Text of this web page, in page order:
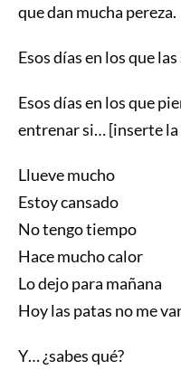
que dan mucha pereza.
Esos días en los que
Esos días en los que
entrenar si… [inserte la
Llueve mucho
Estoy cansado
No tengo tiempo
Hace mucho calor
Lo dejo para mañana
Hoy las patas no me
Y… ¿sabes qué?